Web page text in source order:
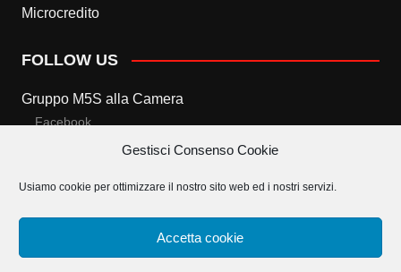
Gestisci Consenso Cookie
Usiamo cookie per ottimizzare il nostro sito web ed i nostri servizi.
Accetta cookie
Microcredito
FOLLOW US
Gruppo M5S alla Camera
Facebook
Twitter